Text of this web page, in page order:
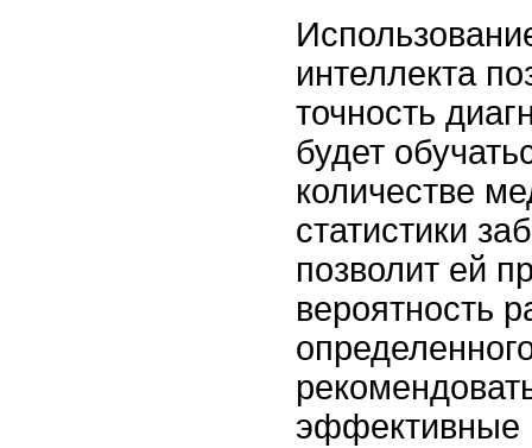
интеллекта
точность
будет
количестве
статистики
позволит ей
вероятность
эффективные